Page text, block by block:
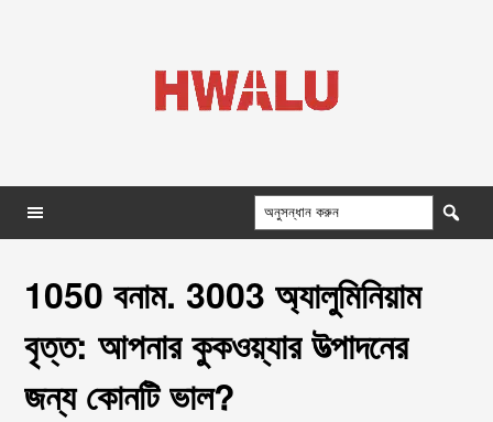
1050 বনাম. 3003 অ্যালুমিনিয়াম
বৃত্ত: আপনার কুকওয়্যার উত্পাদনের
জন্য কোনটি ভাল?